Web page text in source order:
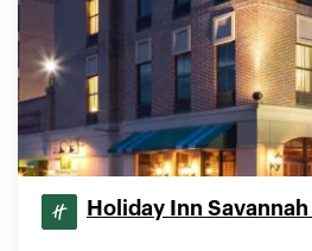
Holiday Inn